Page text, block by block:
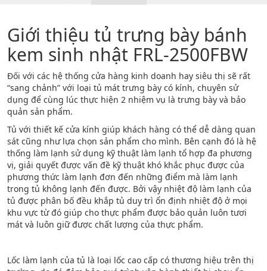
Giới thiệu tủ trưng bày bánh
kem sinh nhật FRL-2500FBW
Đối với các hệ thống cửa hàng kinh doanh hay siêu thị sẽ rất
“sang chảnh” với loại tủ mát trưng bày có kính, chuyên sử
dụng để cùng lúc thực hiện 2 nhiệm vụ là trưng bày và bảo
quản sản phẩm.
Tủ với thiết kế cửa kính giúp khách hàng có thể dễ dàng quan
sát cũng như lựa chọn sản phẩm cho mình. Bên cạnh đó là hệ
thống làm lạnh sử dụng kỹ thuật làm lạnh tổ hợp đa phương
vị, giải quyết được vấn đề kỹ thuật khó khắc phục được của
phương thức làm lạnh đơn đến những điểm mà làm lạnh
trong tủ không lạnh đến được. Bởi vậy nhiệt độ làm lạnh của
tủ được phân bố đều khắp tủ duy trì ổn định nhiệt độ ở mọi
khu vực từ đó giúp cho thực phẩm được bảo quản luôn tươi
mát và luôn giữ được chất lượng của thực phẩm.
Lốc làm lạnh của tủ là loại lốc cao cấp có thương hiệu trên thị